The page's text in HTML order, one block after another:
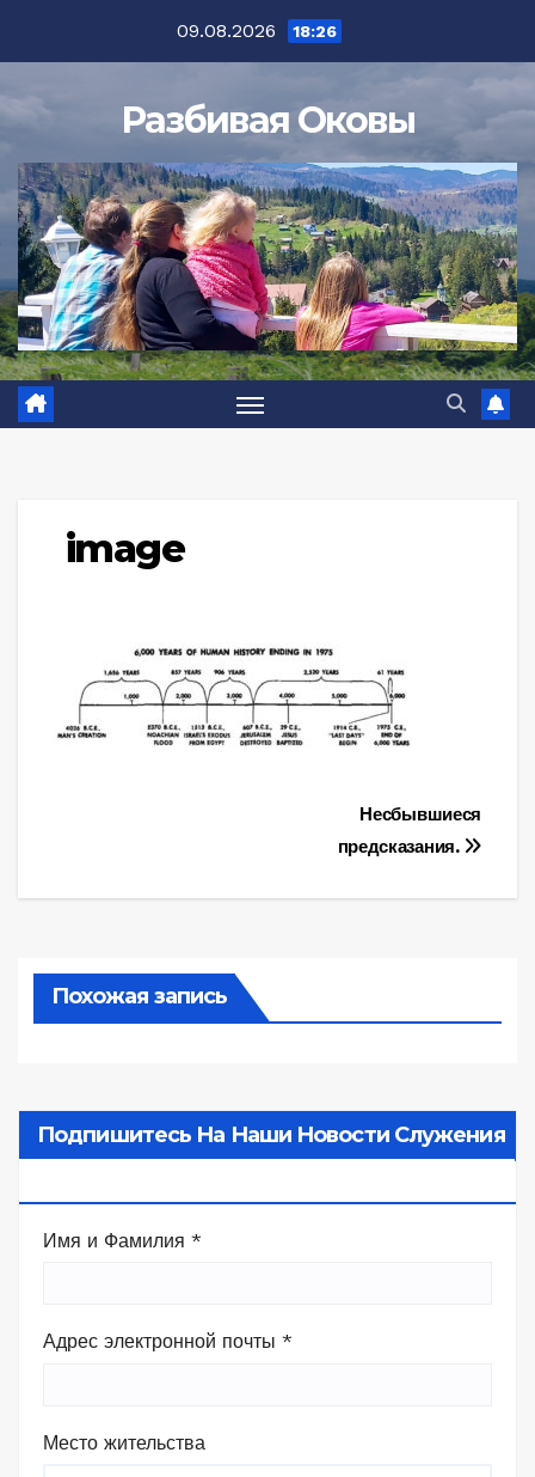
09.08.2026 18:26
Разбивая Оковы
image
Несбывшиеся
предсказания.
Похожая запись
Подпишитесь На Наши Новости Служения
Имя и Фамилия *
Адрес электронной почты *
Место жительства